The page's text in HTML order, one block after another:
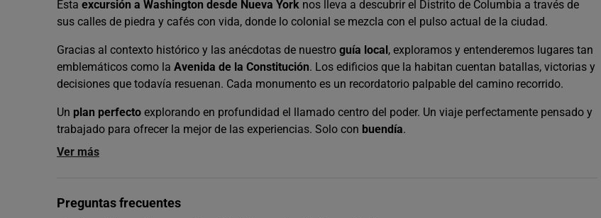
Esta excursión a Washington desde Nueva York nos lleva a descubrir el Distrito de Columbia a través de
sus calles de piedra y cafés con vida, donde lo colonial se mezcla con el pulso actual de la ciudad.
Gracias al contexto histórico y las anécdotas de nuestro guía local, exploramos y entenderemos lugares tan
emblemáticos como la Avenida de la Constitución. Los edificios que la habitan cuentan batallas, victorias y
decisiones que todavía resuenan. Cada monumento es un recordatorio palpable del camino recorrido.
Un plan perfecto explorando en profundidad el llamado centro del poder. Un viaje perfectamente pensado y
trabajado para ofrecer la mejor de las experiencias. Solo con buendía.
Ver más
Preguntas frecuentes